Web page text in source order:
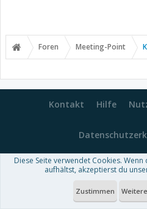
Foren Meeting-Point
Kontakt Hilfe
Forum software by
Theme designed by
Diese Seite verwendet Cookies.
aufhältst, akzeptierst du
Zustimmen